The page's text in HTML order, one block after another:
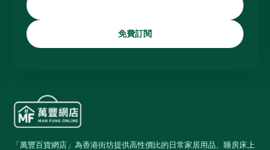
免費訂閱
「萬豐百貨網店」為香港街坊提供高性價比的日常家居用品、睡房床上